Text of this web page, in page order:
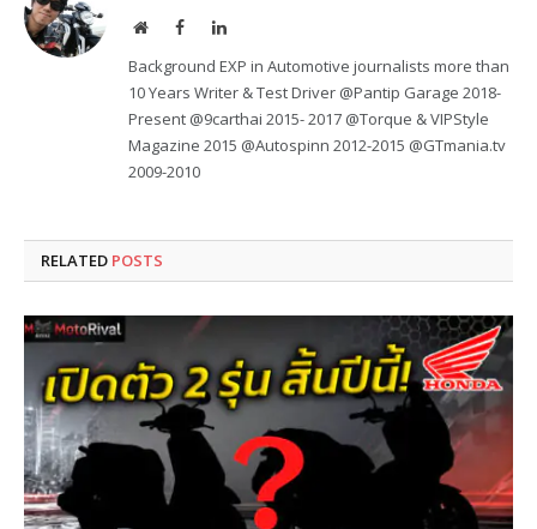
WebsiteFacebookLinkedIn
Background EXP in Automotive journalists more than
10 Years Writer & Test Driver @Pantip Garage 2018-
Present @9carthai 2015- 2017 @Torque & VIPStyle
Magazine 2015 @Autospinn 2012-2015 @GTmania.tv
2009-2010
RELATED POSTS